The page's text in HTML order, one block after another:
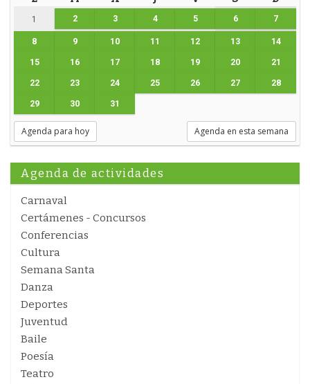
1 2 3 4 5 6 7
8 9 10 11 12 13 14
15 16 17 18 19 20 21
22 23 24 25 26 27 28
29 30 31
Agenda para hoy Agenda en esta semana
Agenda de actividades
Carnaval
Certámenes - Concursos
Conferencias
Cultura
Semana Santa
Danza
Deportes
Juventud
Baile
Poesía
Teatro